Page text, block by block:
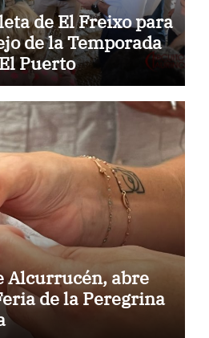
de El Freixo para
de la Temporada
Puerto
Alcurrucén, abre
de la Peregrina